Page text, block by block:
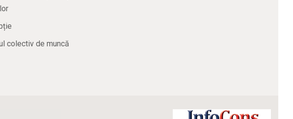
colectiv de muncă